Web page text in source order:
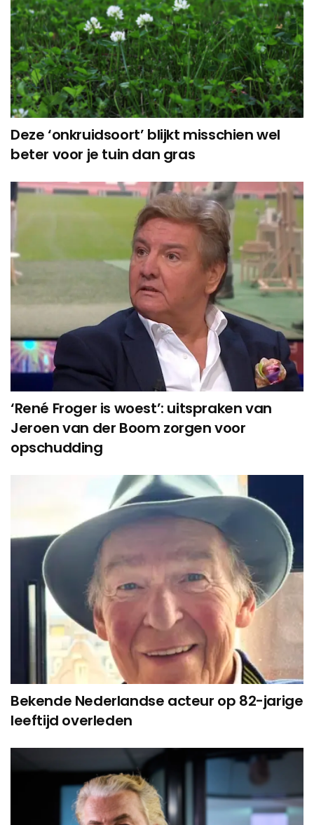
Deze ‘onkruidsoort’ blijkt misschien wel
beter voor je tuin dan gras
‘René Froger is woest’: uitspraken van
Jeroen van der Boom zorgen voor
opschudding
Bekende Nederlandse acteur op 82-jarige
leeftijd overleden